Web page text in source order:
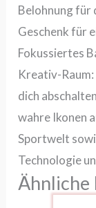
Belohnung für
Geschenk für
Fokussiertes
Kreativ-Raum:
dich
wahre Ikonen
Sportwelt
Technologie
Ähnliche